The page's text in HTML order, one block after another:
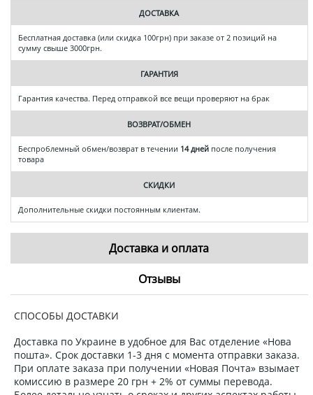
ДОСТАВКА
Бесплатная доставка (или скидка 100грн) при заказе от 2 позиций на
сумму свыше 3000грн.
ГАРАНТИЯ
Гарантия качества. Перед отправкой все вещи проверяют на брак
ВОЗВРАТ/ОБМЕН
Беспроблемный обмен/возврат в течении 14 дней после получения
товара
СКИДКИ
Дополнительные скидки постоянным клиентам.
Доставка и оплата
Отзывы
СПОСОБЫ ДОСТАВКИ
Доставка по Украине в удобное для Вас отделение «Нова
пошта». Срок доставки 1-3 дня с момента отправки заказа.
При оплате заказа при получении «Новая Почта» взымает
комиссию в размере 20 грн + 2% от суммы перевода.